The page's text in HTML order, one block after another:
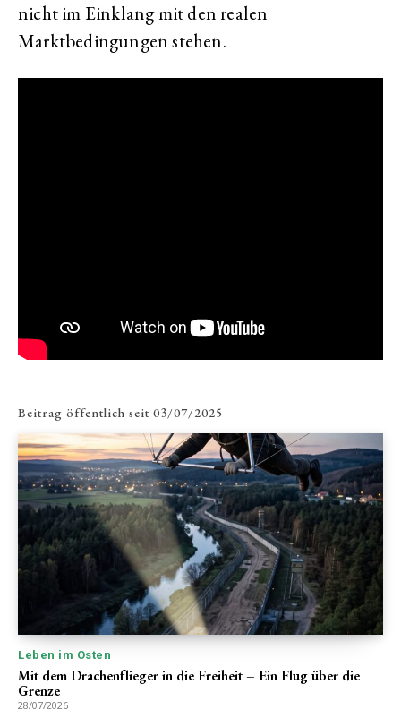
nicht im Einklang mit den realen
Marktbedingungen stehen.
Beitrag öffentlich seit 03/07/2025
Leben im Osten
Mit dem Drachenflieger in die Freiheit – Ein Flug über die
Grenze
28/07/2026